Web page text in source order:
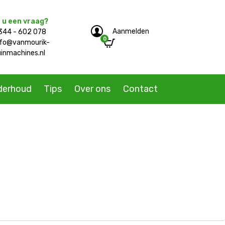
single-product.php
een vraag?
- 602 078
Aanmelden
0
Tips Over ons Contact